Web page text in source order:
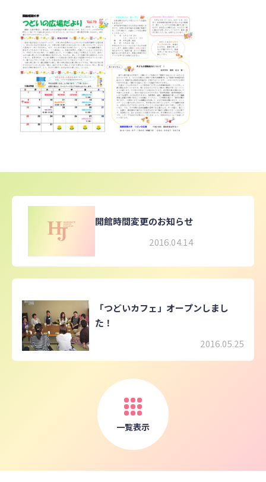
開館時間変更のお知らせ
2016.04.14
「つどいカフェ」オープンしまし
た！
2016.05.25
一覧表示